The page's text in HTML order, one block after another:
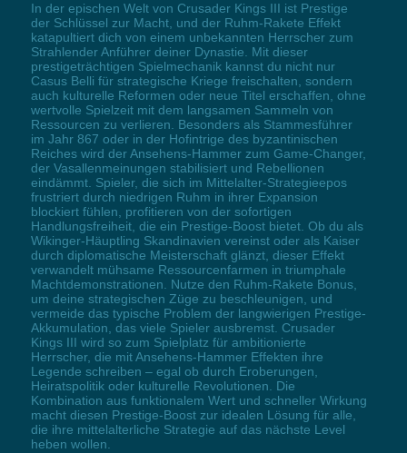
In der epischen Welt von Crusader Kings III ist Prestige
der Schlüssel zur Macht, und der Ruhm-Rakete Effekt
katapultiert dich von einem unbekannten Herrscher zum
Strahlender Anführer deiner Dynastie. Mit dieser
prestigeträchtigen Spielmechanik kannst du nicht nur
Casus Belli für strategische Kriege freischalten, sondern
auch kulturelle Reformen oder neue Titel erschaffen, ohne
wertvolle Spielzeit mit dem langsamen Sammeln von
Ressourcen zu verlieren. Besonders als Stammesführer
im Jahr 867 oder in der Hofintrige des byzantinischen
Reiches wird der Ansehens-Hammer zum Game-Changer,
der Vasallenmeinungen stabilisiert und Rebellionen
eindämmt. Spieler, die sich im Mittelalter-Strategieepos
frustriert durch niedrigen Ruhm in ihrer Expansion
blockiert fühlen, profitieren von der sofortigen
Handlungsfreiheit, die ein Prestige-Boost bietet. Ob du als
Wikinger-Häuptling Skandinavien vereinst oder als Kaiser
durch diplomatische Meisterschaft glänzt, dieser Effekt
verwandelt mühsame Ressourcenfarmen in triumphale
Machtdemonstrationen. Nutze den Ruhm-Rakete Bonus,
um deine strategischen Züge zu beschleunigen, und
vermeide das typische Problem der langwierigen Prestige-
Akkumulation, das viele Spieler ausbremst. Crusader
Kings III wird so zum Spielplatz für ambitionierte
Herrscher, die mit Ansehens-Hammer Effekten ihre
Legende schreiben – egal ob durch Eroberungen,
Heiratspolitik oder kulturelle Revolutionen. Die
Kombination aus funktionalem Wert und schneller Wirkung
macht diesen Prestige-Boost zur idealen Lösung für alle,
die ihre mittelalterliche Strategie auf das nächste Level
heben wollen.